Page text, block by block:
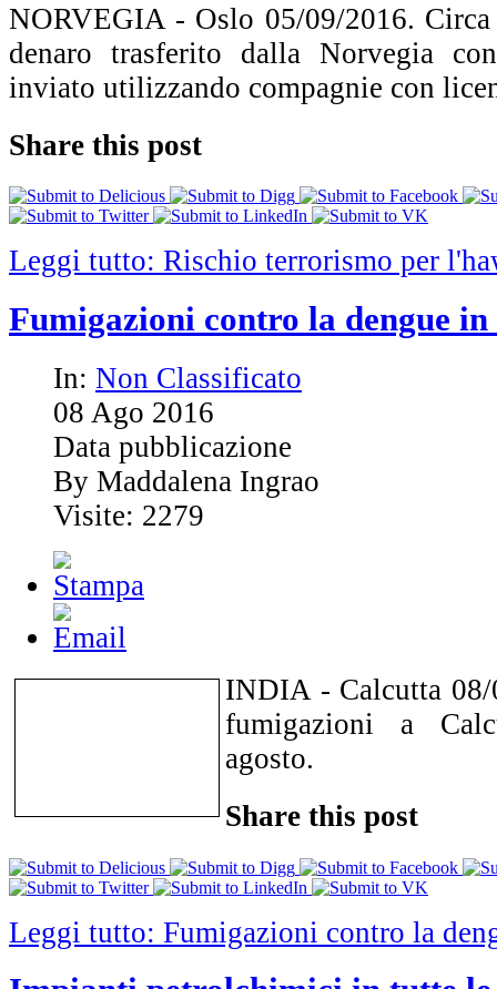
NORVEGIA - Oslo 05/09/2016.
denaro trasferito dalla Norvegia
inviato utilizzando compagnie con
Share this post
Leggi tutto: Rischio terrorismo per
Fumigazioni contro la dengue
In: Non Classificato
08 Ago 2016
Data pubblicazione
By Maddalena Ingrao
Visite: 2279
INDIA - Calcutta
fumigazioni a
agosto.
Share this post
Leggi tutto: Fumigazioni contro la